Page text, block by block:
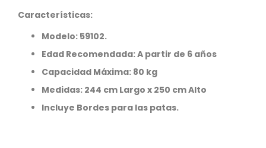
Características:
Modelo: 59102.
Edad Recomendada: A partir de 6 años
Capacidad Máxima: 80 kg
Medidas: 244 cm Largo x 250 cm Alto
Incluye Bordes para las patas.